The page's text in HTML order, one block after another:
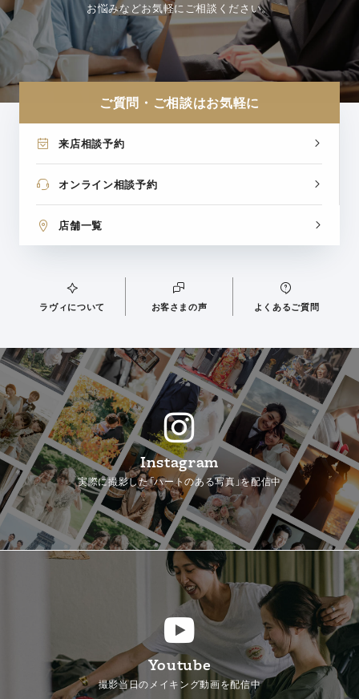
お悩みなどお気軽にご相談ください。
ご質問・ご相談はお気軽に
来店相談予約
オンライン相談予約
店舗一覧
ラヴィについて お客さまの声 よくあるご質問
Instagram
実際に撮影した「ハートのある写真」を配信中
Youtube
撮影当日のメイキング動画を配信中